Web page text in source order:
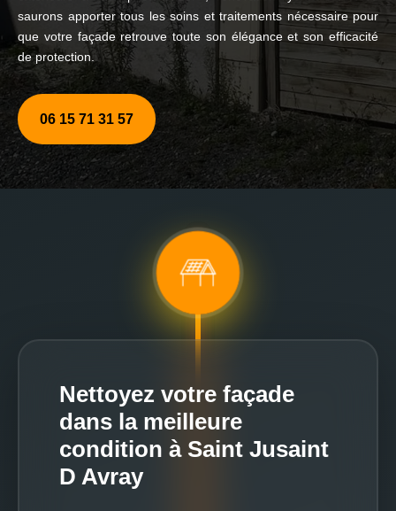
saurons apporter tous les soins et traitements nécessaire pour
que votre façade retrouve toute son élégance et son efficacité
de protection.
06 15 71 31 57
Nettoyez votre façade
dans la meilleure
condition à Saint Jusaint
D Avray